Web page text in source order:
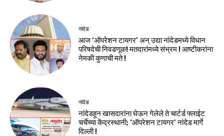
नांदेड
आज ‘ऑपरेशन टायगर’ अन् उद्या नांदेडमध्ये विधान
परिषदेची निवडणूक! मतदारांमध्ये संभ्रम ! आष्टीकरांना
नेमकी कुणाची मते !
नांदेड
नांदेडहून खासदारांना घेऊन गेलेले ते चार्टर्ड फ्लाईट
चर्चेच्या केंद्रस्थानी; ‘ऑपरेशन टायगर’ नांदेड मार्गे
दिल्ली !